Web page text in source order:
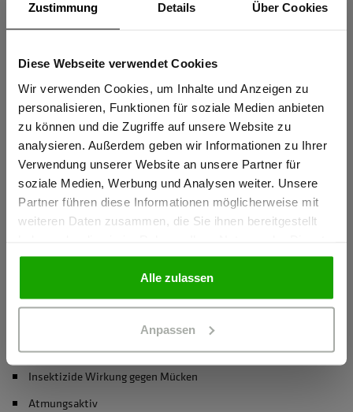
Zustimmung Details Über Cookies
Diese Webseite verwendet Cookies
Wir verwenden Cookies, um Inhalte und Anzeigen zu
personalisieren, Funktionen für soziale Medien anbieten
zu können und die Zugriffe auf unsere Website zu
analysieren. Außerdem geben wir Informationen zu Ihrer
Verwendung unserer Website an unsere Partner für
soziale Medien, Werbung und Analysen weiter. Unsere
Partner führen diese Informationen möglicherweise mit
weiteren Daten zusammen, die Sie ihnen bereitgestellt
gesammelt haben.
Alle zulassen
Anpassen
Sportlicher Schnitt für perfekte Passform
Schulterreflexstreifen für erhöhte Sichtbarkeit
mehr anzeigen
Herstellerangaben
Schöffel PRO GmbH, Albert-Einstein-Strasse 1, 86830
Schwabmünchen, Deutschland
Materialeigenschaften
Geruchshemmend
Insektizide Wirkung gegen Mücken
Atmungsaktiv
Sind Sie
Gewerbetreibender?
Ich bestätige, dass ich Gewerbetreibender bin. Alle
Preise werden netto ausgewiesen.